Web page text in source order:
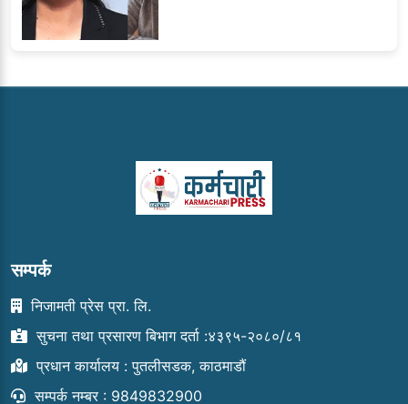
सम्पर्क
निजामती प्रेस प्रा. लि.
सुचना तथा प्रसारण बिभाग दर्ता :४३९५-२०८०/८१
प्रधान कार्यालय : पुतलीसडक, काठमाडौं
सम्पर्क नम्बर : 9849832900